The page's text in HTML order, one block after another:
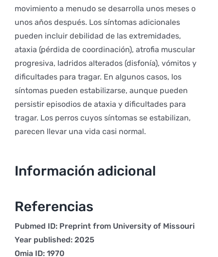
movimiento a menudo se desarrolla unos meses o
unos años después. Los síntomas adicionales
pueden incluir debilidad de las extremidades,
ataxia (pérdida de coordinación), atrofia muscular
progresiva, ladridos alterados (disfonía), vómitos y
dificultades para tragar. En algunos casos, los
síntomas pueden estabilizarse, aunque pueden
persistir episodios de ataxia y dificultades para
tragar. Los perros cuyos síntomas se estabilizan,
parecen llevar una vida casi normal.
Información adicional
Referencias
Pubmed ID: Preprint from University of Missouri
Year published: 2025
Omia ID: 1970